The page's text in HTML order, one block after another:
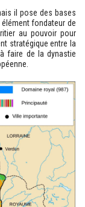
il pose des bases
fondateur de
au pouvoir pour
stratégique entre la
faire de la dynastie